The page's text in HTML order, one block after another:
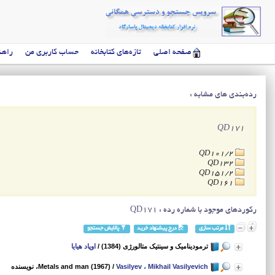
صفحه اصلی تازه‌های کتابخانه حساب کاربری من
رده‌بندی های مشابه :
QD171
رکوردهای موجود با شماره رده : QD171
مرتب سازی درج پیشنهاد خرید پالایش جستجو
ترمودینامیک و سینتیک متالورژی‌ (1384) / اوپاد هیایا
Metals and man (1967) / Vasilyev ، Mikhail Vasilyevich ، نویسنده